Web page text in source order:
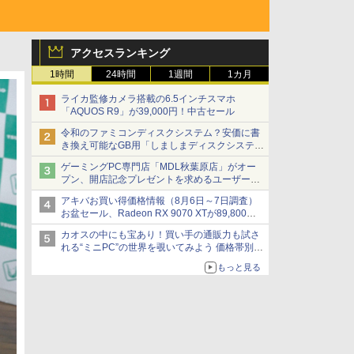
アクセスランキング
1時間 24時間 1週間 1カ月
ライカ監修カメラ搭載の6.5インチスマホ
「AQUOS R9」が39,000円！中古セール
令和のファミコンディスクシステム？安価に書
き換え可能なGB用「しましまディスクシステ
ム」
ゲーミングPC専門店「MDL秋葉原店」がオー
プン、開店記念プレゼントを求めるユーザーが
押し寄せ長蛇の列に
アキバお買い得価格情報（8月6日～7日調査）
お盆セール、Radeon RX 9070 XTが89,800
円、水平周波数24.8kHz対応の17型モニターが
9,801円、暑さ指数連動セール ほか
カオスの中にも宝あり！買い手の通販力も試さ
れる“ミニPC”の世界を覗いてみよう 価格帯別に
仕様や特徴を整理、11製品をピックアップ text
もっと見る